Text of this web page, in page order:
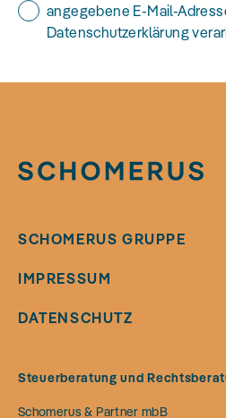
angegebene E-Mail-
Datenschutzerklärung
SCHOMERUS GRUPPE
IMPRESSUM
DATENSCHUTZ
Steuerberatung und
Schomerus & Partner mbB